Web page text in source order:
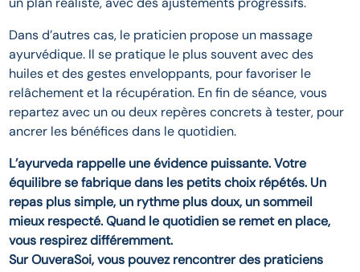
Dans d’autres cas, le praticien propose un massage
ayurvédique. Il se pratique le plus souvent avec des
huiles et des gestes enveloppants, pour favoriser le
relâchement et la récupération. En fin de séance, vous
repartez avec un ou deux repères concrets à tester, pour
ancrer les bénéfices dans le quotidien.
L’ayurveda rappelle une évidence puissante. Votre
équilibre se fabrique dans les petits choix répétés. Un
repas plus simple, un rythme plus doux, un sommeil
mieux respecté. Quand le quotidien se remet en place,
vous respirez différemment.
Sur OuveraSoi, vous pouvez rencontrer des praticiens